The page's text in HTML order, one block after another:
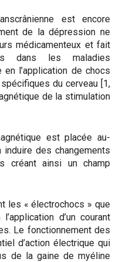
est encore
de la dépression ne
médicamenteux et fait
dans les maladies
l’application de chocs
du cerveau [1,
de la stimulation
est placée au-
des changements
créant ainsi un champ
les « électrochocs » que
d’un courant
Le fonctionnement des
d’action électrique qui
de la gaine de myéline